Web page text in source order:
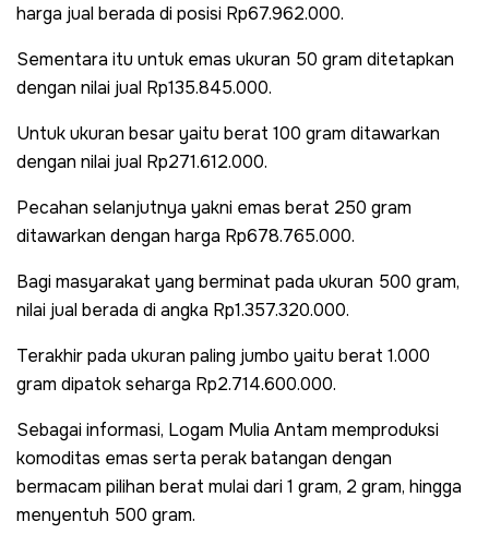
harga jual berada di posisi Rp67.962.000.
Sementara itu untuk emas ukuran 50 gram ditetapkan
dengan nilai jual Rp135.845.000.
Untuk ukuran besar yaitu berat 100 gram ditawarkan
dengan nilai jual Rp271.612.000.
Pecahan selanjutnya yakni emas berat 250 gram
ditawarkan dengan harga Rp678.765.000.
Bagi masyarakat yang berminat pada ukuran 500 gram,
nilai jual berada di angka Rp1.357.320.000.
Terakhir pada ukuran paling jumbo yaitu berat 1.000
gram dipatok seharga Rp2.714.600.000.
Sebagai informasi, Logam Mulia Antam memproduksi
komoditas emas serta perak batangan dengan
bermacam pilihan berat mulai dari 1 gram, 2 gram, hingga
menyentuh 500 gram.